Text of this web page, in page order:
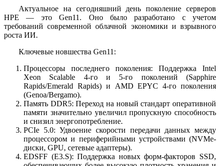
Актуальное на сегодняшний день поколение серверов
HPE — это Gen11. Оно было разработано с учетом
требований современной облачной экономики и взрывного
роста ИИ.
Ключевые новшества Gen11:
Процессоры последнего поколения: Поддержка Intel
Xeon Scalable 4-го и 5-го поколений (Sapphire
Rapids/Emerald Rapids) и AMD EPYC 4-го поколения
(Genoa/Bergamo).
Память DDR5: Переход на новый стандарт оперативной
памяти значительно увеличил пропускную способность
и снизил энергопотребление.
PCIe 5.0: Удвоение скорости передачи данных между
процессором и периферийными устройствами (NVMe-
диски, GPU, сетевые адаптеры).
EDSFF (E3.S): Поддержка новых форм-факторов SSD,